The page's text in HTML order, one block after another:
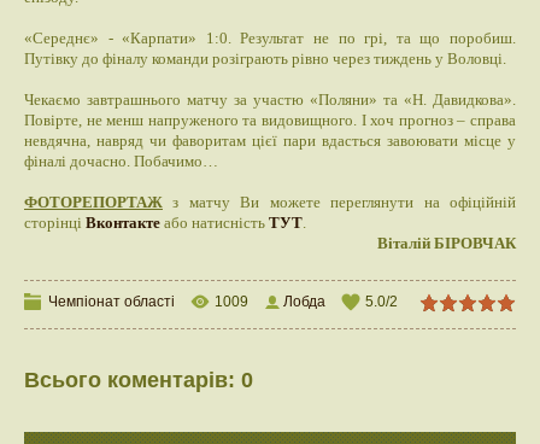
«Середнє» - «Карпати» 1:0. Результат не по грі, та що поробиш.
Путівку до фіналу команди розіграють рівно через тиждень у Воловці.
Чекаємо завтрашнього матчу за участю «Поляни» та «Н. Давидкова».
Повірте, не менш напруженого та видовищного. І хоч прогноз – справа
невдячна, навряд чи фаворитам цієї пари вдасться завоювати місце у
фіналі дочасно. Побачимо…
ФОТОРЕПОРТАЖ з матчу Ви можете переглянути на офіційній
сторінці Вконтакте або натисність ТУТ.
Віталій БІРОВЧАК
Чемпіонат області 1009 Лобда 5.0/2
Всього коментарів: 0